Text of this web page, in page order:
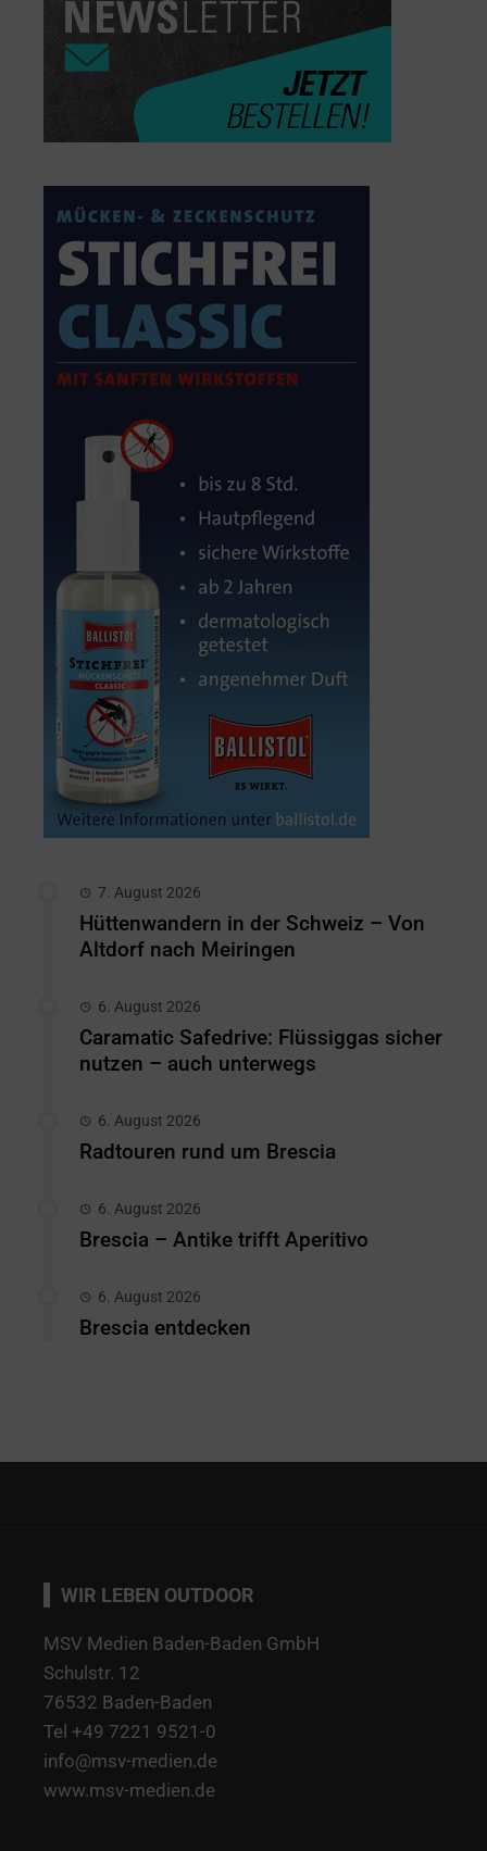
7. August 2026
Hüttenwandern in der Schweiz – Von
Altdorf nach Meiringen
6. August 2026
Caramatic Safedrive: Flüssiggas sicher
nutzen – auch unterwegs
6. August 2026
Radtouren rund um Brescia
6. August 2026
Brescia – Antike trifft Aperitivo
6. August 2026
Brescia entdecken
WIR LEBEN OUTDOOR
MSV Medien Baden-Baden GmbH
Schulstr. 12
76532 Baden-Baden
Tel +49 7221 9521-0
info@msv-medien.de
www.msv-medien.de